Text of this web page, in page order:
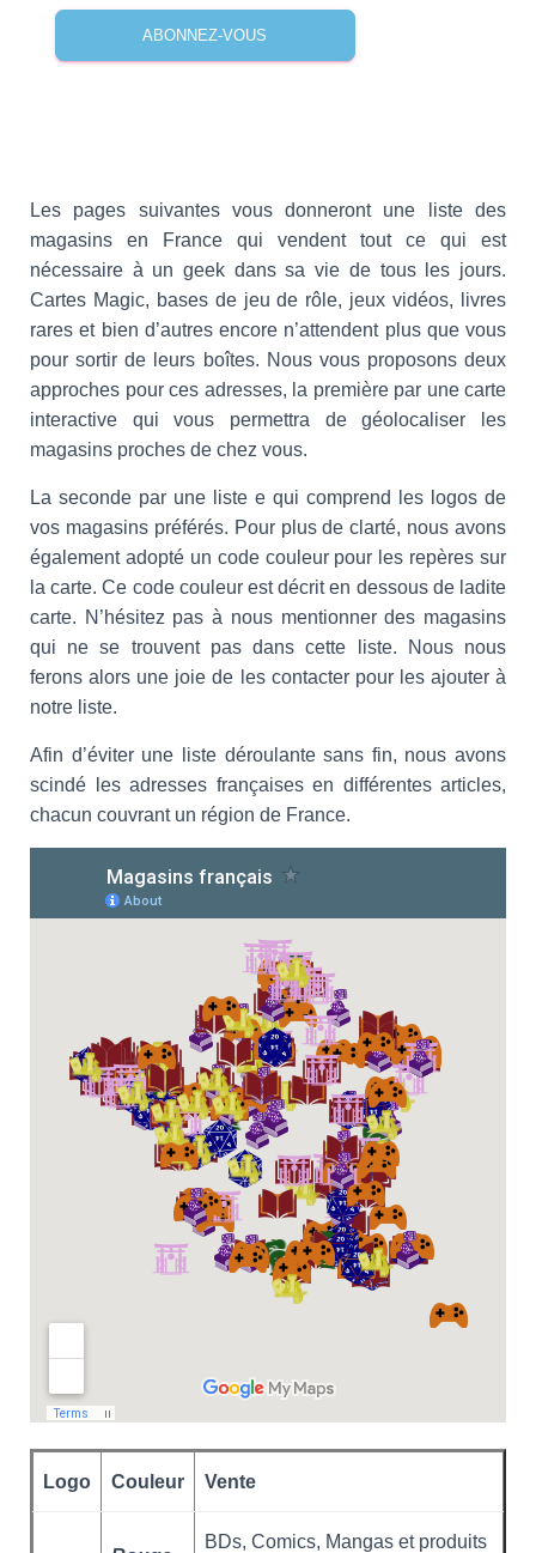
ABONNEZ-VOUS
Les pages suivantes vous donneront une liste des
magasins en France qui vendent tout ce qui est
nécessaire à un geek dans sa vie de tous les jours.
Cartes Magic, bases de jeu de rôle, jeux vidéos, livres
rares et bien d’autres encore n’attendent plus que vous
pour sortir de leurs boîtes. Nous vous proposons deux
approches pour ces adresses, la première par une carte
interactive qui vous permettra de géolocaliser les
magasins proches de chez vous.
La seconde par une liste e qui comprend les logos de
vos magasins préférés. Pour plus de clarté, nous avons
également adopté un code couleur pour les repères sur
la carte. Ce code couleur est décrit en dessous de ladite
carte. N’hésitez pas à nous mentionner des magasins
qui ne se trouvent pas dans cette liste. Nous nous
ferons alors une joie de les contacter pour les ajouter à
notre liste.
Afin d’éviter une liste déroulante sans fin, nous avons
scindé les adresses françaises en différentes articles,
chacun couvrant un région de France.
Logo Couleur Vente
BDs, Comics, Mangas et produits